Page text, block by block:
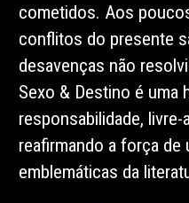
cometidos. Aos
conflitos do presente
desavenças não
Sexo & Destino é uma
responsabilidade,
reafirmando a força de
emblemáticas da